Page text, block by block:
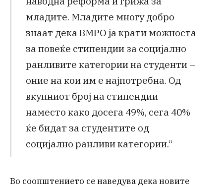
младите. Младите многу добро
знаат дека ВМРО ја крати можноста
за повеќе стипендии за социјално
ранливите категории на студенти –
оние на кои им е најпотребна. Од
вкупниот број на стипендии
наместо како досега 49%, сега 40%
ќе бидат за студентите од
социјално ранливи категории.“
Во соопштението се наведува дека новите